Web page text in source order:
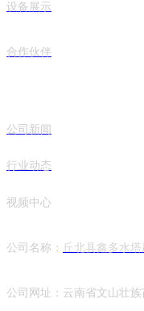
设备展示
合作伙伴
公司新闻
行业动态
视频中心
公司名称： 丘北县鑫多水塔
公司网址：云南省文山壮